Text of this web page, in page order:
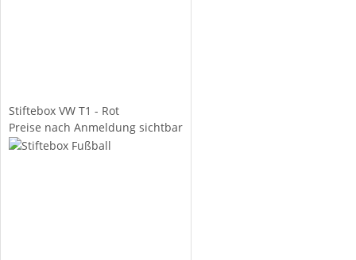
Stiftebox VW T1 - Rot
Preise nach Anmeldung sichtbar